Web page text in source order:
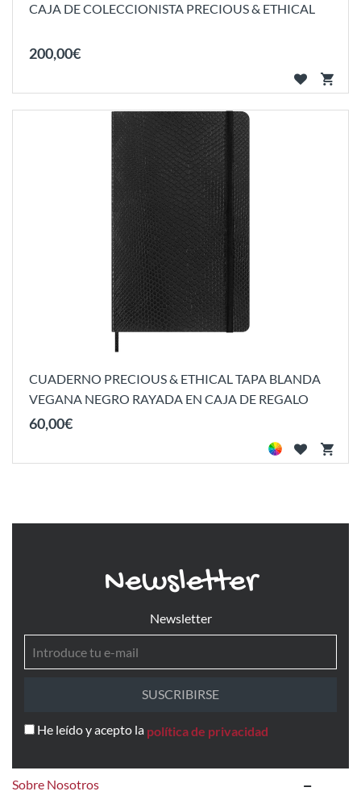
CAJA DE COLECCIONISTA PRECIOUS & ETHICAL
200,00€
CUADERNO PRECIOUS & ETHICAL TAPA BLANDA
VEGANA NEGRO RAYADA EN CAJA DE REGALO
60,00€
Newsletter
Newsletter
SUSCRIBIRSE
He leído y acepto la política de privacidad
Sobre Nosotros